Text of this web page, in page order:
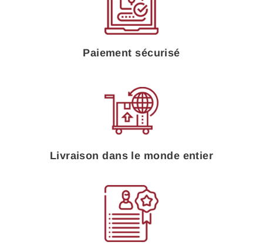
Paiement sécurisé
Livraison dans le monde entier